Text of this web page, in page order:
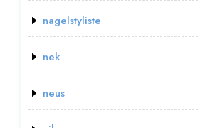
nagelstyliste
nek
neus